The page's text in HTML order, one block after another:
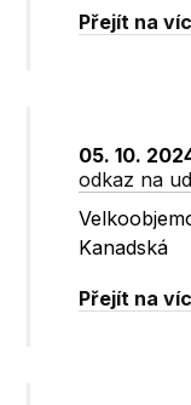
Přejít na
05. 10.
odkaz na
Kanadská
Přejít na